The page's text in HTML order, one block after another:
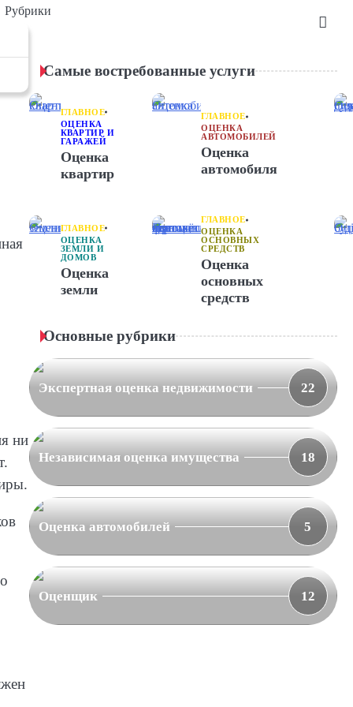
Рубрики
ни
Самые востребованные услуги
ГЛАВНОЕ
ОЦЕНКА
КВАРТИР И
ГАРАЖЕЙ
Оценка
квартир
ГЛАВНОЕ
ОЦЕНКА
АВТОМОБИЛЕЙ
Оценка
автомобиля
ГЛАВНОЕ
ОЦЕНКА
ЗЕМЛИ И
ДОМОВ
Оценка
земли
ГЛАВНОЕ
ОЦЕНКА
ОСНОВНЫХ
СРЕДСТВ
Оценка
основных
средств
Основные рубрики
Экспертная оценка недвижимости 22
Независимая оценка имущества 18
Оценка автомобилей 5
Оценщик 12